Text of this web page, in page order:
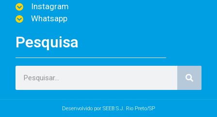
Instagram
Whatsapp
Pesquisa
Desenvolvido por SEEB S.J. Rio Preto/SP